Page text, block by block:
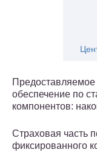
Предоставляемое
обеспечение по
компонентов:
Страховая часть
фиксированного